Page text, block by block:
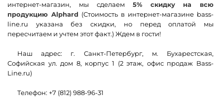
интернет-магазин, мы сделаем 5% скидку
на всю
продукцию Alphard (Стоимость в интернет-магазине bass-
line.ru указана без скидки, но перед оплатой мы
пересчитаем и учтем этот факт.) Ждем в гости!
Наш адрес: г. Санкт-Петербург, м. Бухарестская,
Софийская ул. дом 8, корпус 1 (2 этаж, офис продаж Bass-
Line.ru)
Телефон: +7 (812) 988-96-31